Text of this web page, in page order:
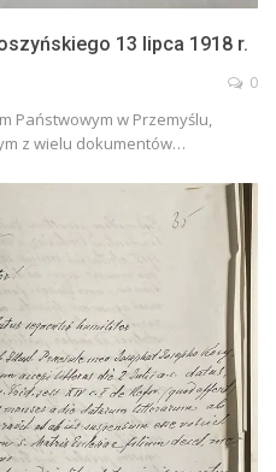
13 lipca 1918 r.
0
Państwowym w Przemyślu,
z wielu dokumentów…